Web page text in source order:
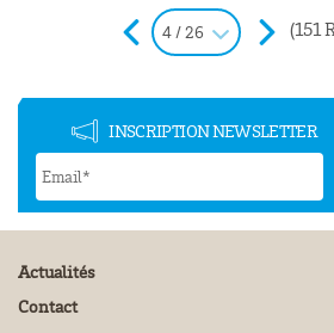
4 / 26 (151
INSCRIPTION NEWSLETTER
Actualités
Contact